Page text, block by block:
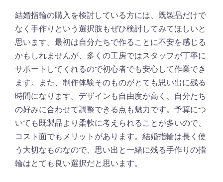
結婚指輪の購入を検討している方には、既製品だけで
なく手作りという選択肢もぜひ検討してみてほしいと
思います。最初は自分たちで作ることに不安を感じる
かもしれませんが、多くの工房ではスタッフが丁寧に
サポートしてくれるので初心者でも安心して作業でき
ます。また、制作体験そのものがとても思い出に残る
時間になります。デザインも自由度が高く、自分たち
の好みに合わせて調整できる点も魅力です。予算につ
いても既製品より柔軟に考えられることが多いので、
コスト面でもメリットがあります。結婚指輪は長く使
う大切なものなので、思い出と一緒に残る手作りの指
輪はとても良い選択だと思います。